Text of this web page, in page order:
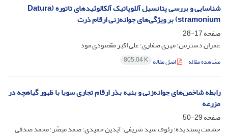
شناسایی و بررسی پتانسیل آللوپاتیک آلکالوئیدهای تاتوره (Datura
stramonium) بر ویژگی‌های جوانه‌زنی ارقام ذرت
صفحه17-28
عمران دسترس؛ مهری صفاری؛ علی اکبر مقصودی مود
مشاهده مقاله اصل مقاله 805.04 K
رابطه شاخص‌های جوانه‌زنی و بنیه بذر ارقام تجاری سویا با ظهور گیاهچه در
مزرعه
صفحه29-50
حشمت پسندیده؛ رئوف سید شریفی؛ آیدین حمیدی؛ صمد مبصّر؛ محمد صدقی